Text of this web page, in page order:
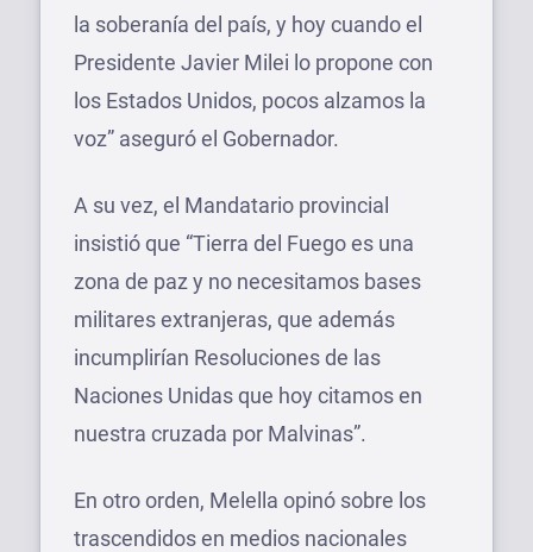
la soberanía del país, y hoy cuando el
Presidente Javier Milei lo propone con
los Estados Unidos, pocos alzamos la
voz” aseguró el Gobernador.
A su vez, el Mandatario provincial
insistió que “Tierra del Fuego es una
zona de paz y no necesitamos bases
militares extranjeras, que además
incumplirían Resoluciones de las
Naciones Unidas que hoy citamos en
nuestra cruzada por Malvinas”.
En otro orden, Melella opinó sobre los
trascendidos en medios nacionales